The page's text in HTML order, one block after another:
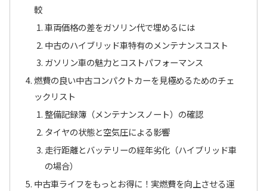
較
車両価格の差をガソリン代で埋めるには
中古のハイブリッド車特有のメンテナンスコスト
ガソリン車の魅力とコストパフォーマンス
燃費の良い中古コンパクトカーを見極めるためのチェ
ックリスト
整備記録簿（メンテナンスノート）の確認
タイヤの状態と空気圧による影響
走行距離とバッテリーの経年劣化（ハイブリッド車
の場合）
中古車ライフをもっとお得に！実燃費を向上させる運